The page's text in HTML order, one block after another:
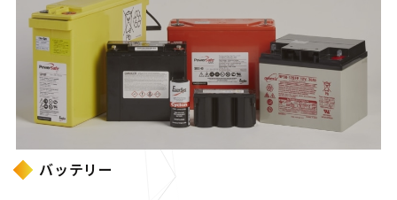
バッテリー